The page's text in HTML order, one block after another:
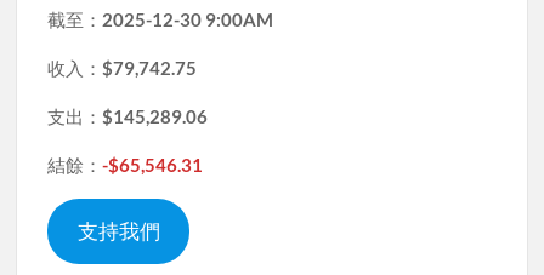
截至： 2025-12-30 9:00AM
收入：$79,742.75
支出：$145,289.06
結餘：-$65,546.31
支持我們